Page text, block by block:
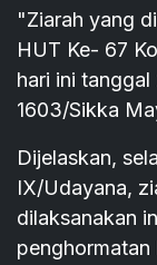
"Ziarah yang
HUT Ke- 67
hari ini
1603/Sikka
Dijelaskan,
IX/Udayana,
dilaksanakan